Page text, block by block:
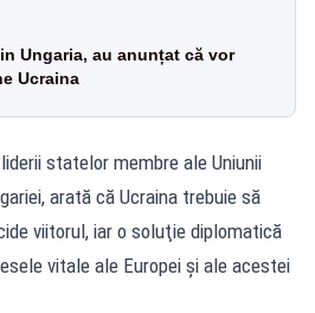
Ungaria, au anunțat că vor
Ucraina
statelor membre ale Uniunii
arată că Ucraina trebuie să
viitorul, iar o soluţie diplomatică
vitale ale Europei şi ale acestei